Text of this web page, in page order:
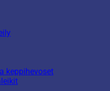
keppihevoset